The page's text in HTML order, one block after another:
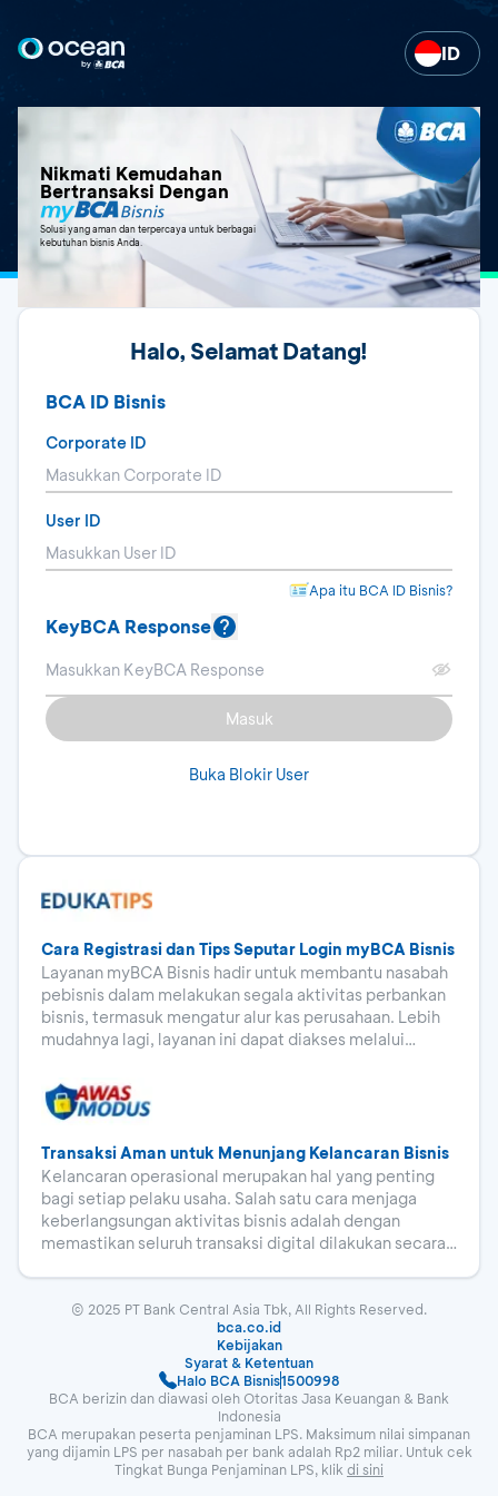
ID
Nikmati Kemudahan
Bertransaksi Dengan
Solusi yang aman dan terpercaya untuk berbagai
kebutuhan bisnis Anda.
Halo, Selamat Datang!
BCA ID Bisnis
Corporate ID
User ID
Apa itu BCA ID Bisnis?
KeyBCA Response
Masuk
Buka Blokir User
Cara Registrasi dan Tips Seputar Login myBCA Bisnis
Layanan myBCA Bisnis hadir untuk membantu nasabah
pebisnis dalam melakukan segala aktivitas perbankan
bisnis, termasuk mengatur alur kas perusahaan. Lebih
mudahnya lagi, layanan ini dapat diakses melalui
internet.
Transaksi Aman untuk Menunjang Kelancaran Bisnis
Kelancaran operasional merupakan hal yang penting
bagi setiap pelaku usaha. Salah satu cara menjaga
keberlangsungan aktivitas bisnis adalah dengan
memastikan seluruh transaksi digital dilakukan secara
phishing semakin marak. Karena itu, kewaspadaan
menjadi langkah yang sangat diperlukan.
© 2025 PT Bank Central Asia Tbk, All Rights Reserved.
bca.co.id
Kebijakan
Syarat & Ketentuan
Halo BCA Bisnis1500998
BCA berizin dan diawasi oleh Otoritas Jasa Keuangan & Bank
Indonesia
BCA merupakan peserta penjaminan LPS. Maksimum nilai simpanan
yang dijamin LPS per nasabah per bank adalah Rp2 miliar. Untuk cek
Tingkat Bunga Penjaminan LPS, klik di sini